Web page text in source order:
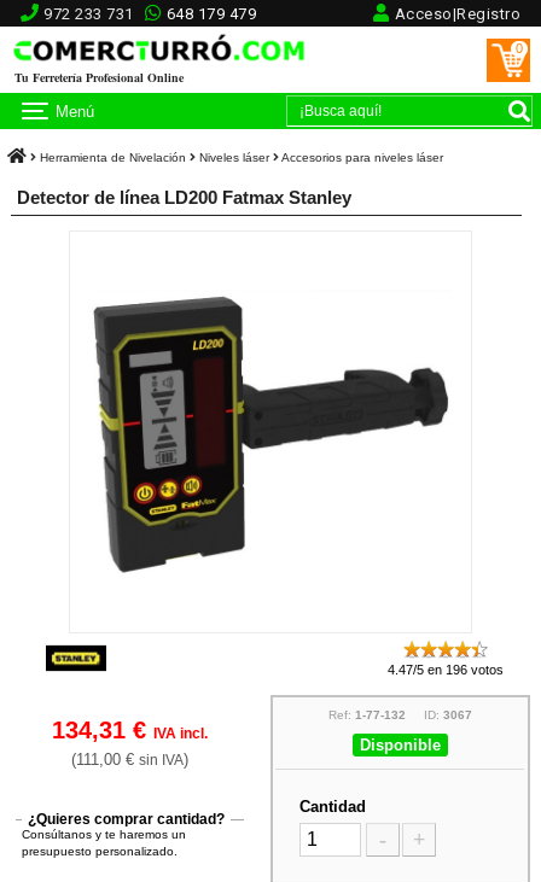
972 233 731 648 179 479 Acceso|Registro
Tu Ferretería Profesional Online
0
Menú
Herramienta de Nivelación Niveles láser Accesorios para niveles láser
Detector de línea LD200 Fatmax Stanley
4.47/5 en 196 votos
134,31 €IVA incl.
(111,00 €sin IVA)
¿Quieres comprar cantidad?
Consúltanos y te haremos un
presupuesto personalizado.
Ref: 1-77-132 ID: 3067
Disponible
Cantidad
- +